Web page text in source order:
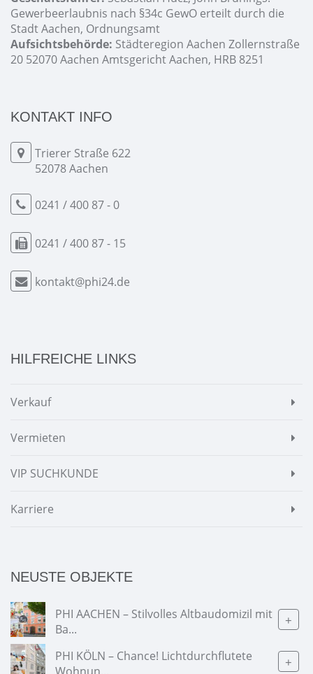
Gewerbeerlaubnis nach §34c GewO erteilt durch die
Stadt Aachen, Ordnungsamt
Aufsichtsbehörde: Städteregion Aachen Zollernstraße
20 52070 Aachen Amtsgericht Aachen, HRB 8251
KONTAKT INFO
Trierer Straße 622
52078 Aachen
0241 / 400 87 - 0
0241 / 400 87 - 15
kontakt@phi24.de
HILFREICHE LINKS
Verkauf
Vermieten
VIP SUCHKUNDE
Karriere
NEUSTE OBJEKTE
PHI AACHEN – Stilvolles Altbaudomizil mit
Ba...
+
PHI KÖLN – Chance! Lichtdurchflutete
+